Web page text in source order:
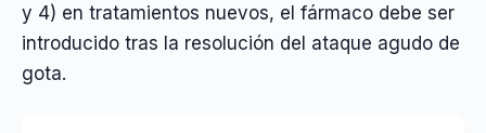
y 4) en tratamientos nuevos, el fármaco debe ser
introducido tras la resolución del ataque agudo de
gota.